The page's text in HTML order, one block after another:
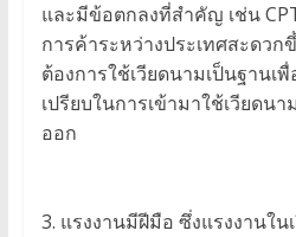
และมีข้อตกลงที่สำคัญ เช่น
การค้าระหว่างประเทศสะดว
ต้องการใช้เวียดนามเป็นฐานเ
เปรียบในการเข้ามาใช้เวียดน
ออก
3. แรงงานมีฝีมือ ซึ่งแรงงานใ